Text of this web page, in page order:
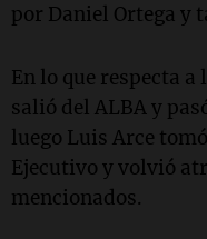
por Daniel Ortega y
En lo que respecta
salió del ALBA y
luego Luis Arce
Ejecutivo y volvió
mencionados.